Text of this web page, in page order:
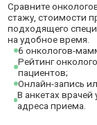
Сравните
стажу, стоимости
подходящего
на удобное время.
6 онкологов-
Рейтинг
пациентов;
Онлайн-запись
В анкетах
адреса приема.